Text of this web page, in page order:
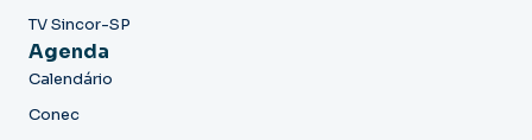
TV Sincor-SP
Agenda
Calendário
Conec